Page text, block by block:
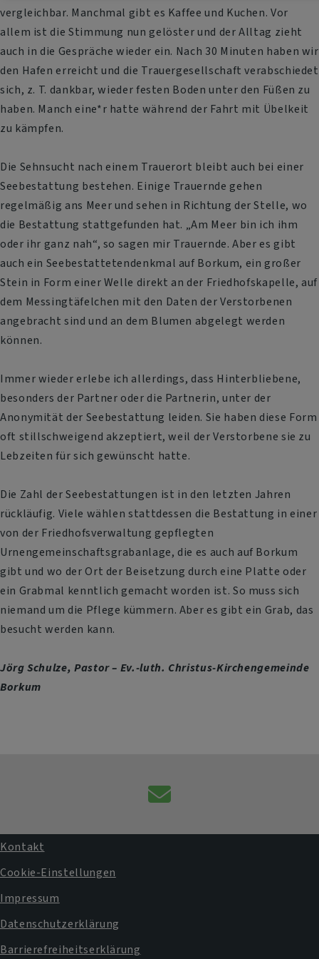
vergleichbar. Manchmal gibt es Kaffee und Kuchen. Vor
allem ist die Stimmung nun gelöster und der Alltag zieht
auch in die Gespräche wieder ein. Nach 30 Minuten haben wir
den Hafen erreicht und die Trauergesellschaft verabschiedet
sich, z. T. dankbar, wieder festen Boden unter den Füßen zu
haben. Manch eine*r hatte während der Fahrt mit Übelkeit
zu kämpfen.
Die Sehnsucht nach einem Trauerort bleibt auch bei einer
Seebestattung bestehen. Einige Trauernde gehen
regelmäßig ans Meer und sehen in Richtung der Stelle, wo
die Bestattung stattgefunden hat. „Am Meer bin ich ihm
oder ihr ganz nah“, so sagen mir Trauernde. Aber es gibt
auch ein Seebestattetendenkmal auf Borkum, ein großer
Stein in Form einer Welle direkt an der Friedhofskapelle, auf
dem Messingtäfelchen mit den Daten der Verstorbenen
angebracht sind und an dem Blumen abgelegt werden
können.
Immer wieder erlebe ich allerdings, dass Hinterbliebene,
besonders der Partner oder die Partnerin, unter der
Anonymität der Seebestattung leiden. Sie haben diese Form
oft stillschweigend akzeptiert, weil der Verstorbene sie zu
Lebzeiten für sich gewünscht hatte.
Die Zahl der Seebestattungen ist in den letzten Jahren
rückläufig. Viele wählen stattdessen die Bestattung in einer
von der Friedhofsverwaltung gepflegten
Urnengemeinschaftsgrabanlage, die es auch auf Borkum
gibt und wo der Ort der Beisetzung durch eine Platte oder
ein Grabmal kenntlich gemacht worden ist. So muss sich
niemand um die Pflege kümmern. Aber es gibt ein Grab, das
besucht werden kann.
Jörg Schulze, Pastor – Ev.-luth. Christus-Kirchengemeinde
Borkum
Kontaktformular
Fußbereichsmenü
Kontakt
Cookie-Einstellungen
Impressum
Datenschutzerklärung
Barrierefreiheitserklärung